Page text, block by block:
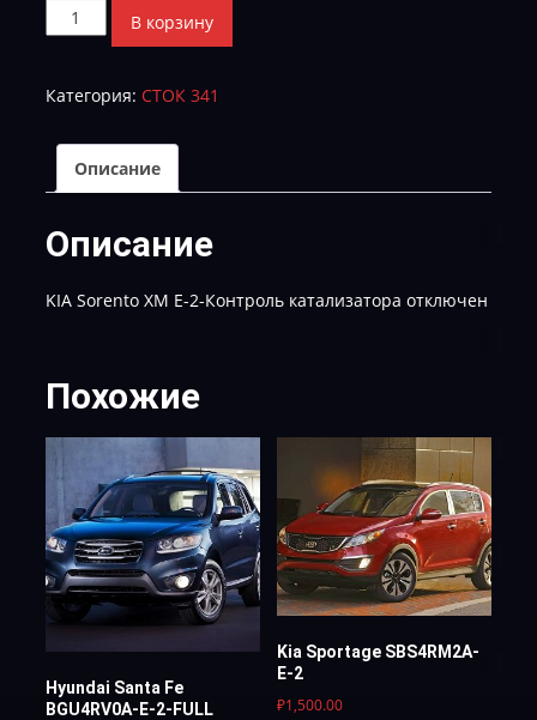
Количество
товара
Е2
В корзину
Категория: СТОК 341
Описание
Описание
KIA Sorento XM Е-2-Контроль катализатора отключен
Похожие
Hyundai Santa Fe
BGU4RV0A-E-2-FULL
Kia Sportage SBS4RM2A-
Е-2
₽1,500.00